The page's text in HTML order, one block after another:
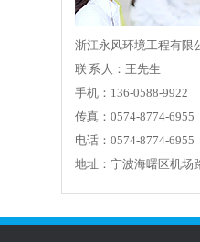
浙江永风环境工程有限
联 系 人：王先生
手机：136-0588-9922
传真：0574-8774-6955
电话：0574-8774-6955
地址：宁波海曙区机场